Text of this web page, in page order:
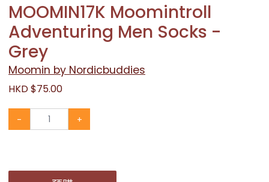
MOOMIN17K Moomintroll
Adventuring Men Socks -
Grey
Moomin by Nordicbuddies
HKD $75.00
- +